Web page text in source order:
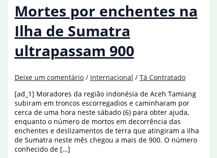
Mortes por enchentes na
Ilha de Sumatra
ultrapassam 900
Deixe um comentário / Internacional / Tá Contratado
[ad_1] Moradores da região indonésia de Aceh Tamiang
subiram em troncos escorregadios e caminharam por
cerca de uma hora neste sábado (6) para obter ajuda,
enquanto o número de mortos em decorrência das
enchentes e deslizamentos de terra que atingiram a Ilha
de Sumatra neste mês chegou a mais de 900. O número
conhecido de […]